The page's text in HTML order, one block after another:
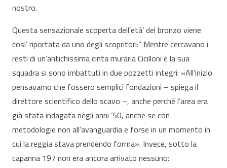
nostro.
Questa sensazionale scoperta dell’età’ del bronzo viene
cosi’ riportata da uno degli scopritori:” Mentre cercavano i
resti di un’antichissima cinta muraria Cicilloni e la sua
squadra si sono imbattuti in due pozzetti integri: «All’inizio
pensavamo che fossero semplici fondazioni – spiega il
direttore scientifico dello scavo –, anche perché l’area era
già stata indagata negli anni ’50, anche se con
metodologie non all’avanguardia e forse in un momento in
cui la reggia stava prendendo forma». Invece, sotto la
capanna 197 non era ancora arrivato nessuno: